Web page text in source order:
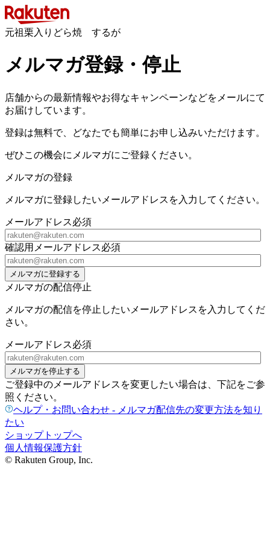
元祖栗入りどら焼 するが
メルマガ登録・停止
店舗からの最新情報やお得なキャンペーンなどをメールにて
お届けしています。
登録は無料で、どなたでも簡単にお申し込みいただけます。
ぜひこの機会にメルマガにご登録ください。
メルマガの登録
メルマガに登録したいメールアドレスを入力してください。
メールアドレス必須
確認用メールアドレス必須
メルマガに登録する
メルマガの配信停止
メルマガの配信を停止したいメールアドレスを入力してくだ
さい。
メールアドレス必須
メルマガを停止する
ご登録中のメールアドレスを変更したい場合は、下記をご参
照ください。
ヘルプ・お問い合わせ - メルマガ配信先の変更方法を知り
たい
ショップトップへ
個人情報保護方針
© Rakuten Group, Inc.